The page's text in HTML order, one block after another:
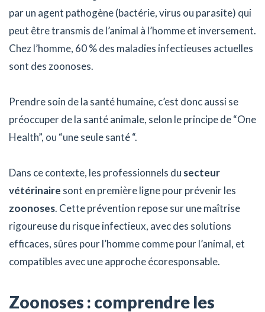
par un agent pathogène (bactérie, virus ou parasite) qui
peut être transmis de l’animal à l’homme et inversement.
Chez l’homme, 60 % des maladies infectieuses actuelles
sont des zoonoses.
Prendre soin de la santé humaine, c’est donc aussi se
préoccuper de la santé animale, selon le principe de “One
Health”, ou “une seule santé “.
Dans ce contexte, les professionnels du secteur
vétérinaire sont en première ligne pour prévenir les
zoonoses. Cette prévention repose sur une maîtrise
rigoureuse du risque infectieux, avec des solutions
efficaces, sûres pour l’homme comme pour l’animal, et
compatibles avec une approche écoresponsable.
Zoonoses : comprendre les